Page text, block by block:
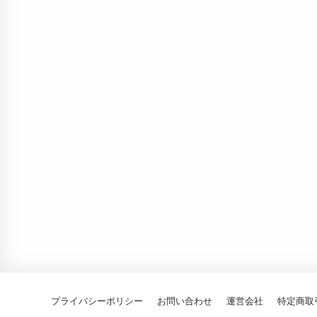
プライバシーポリシー お問い合わせ 運営会社 特定商